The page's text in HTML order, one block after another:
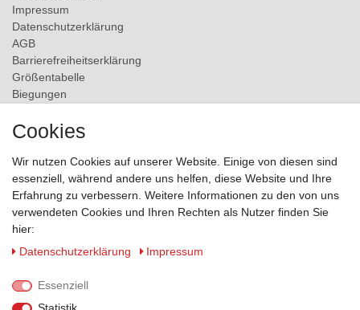
Impressum
Daten­schutz­erklärung
AGB
Barrierefreiheitserklärung
Größentabelle
Biegungen
Kontakt
ZAHLUNGSMÖGLICHKEITEN
Cookies
Wir nutzen Cookies auf unserer Website. Einige von diesen sind
essenziell, während andere uns helfen, diese Website und Ihre
Erfahrung zu verbessern. Weitere Informationen zu den von uns
verwendeten Cookies und Ihren Rechten als Nutzer finden Sie
hier:
Daten­schutz­erklärung
Impressum
Essenziell